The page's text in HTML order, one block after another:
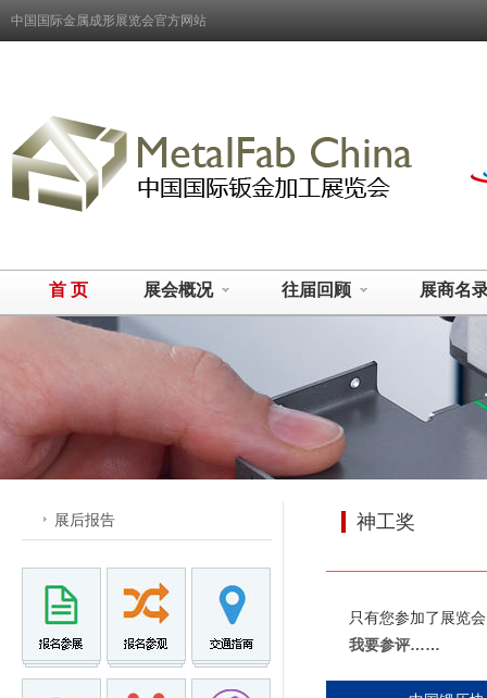
中国国际金属成形展览会官方网站
首 页 展会概况 往届回顾 展商名
展后报告 神工奖
只有您参加了展览
我要参评……